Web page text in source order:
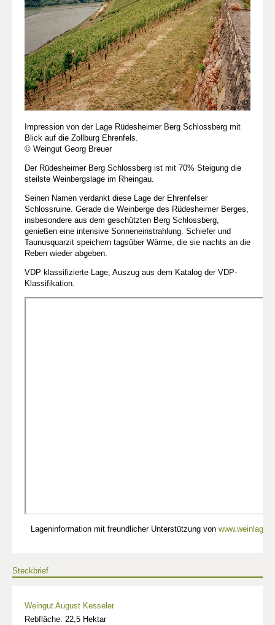
Impression von der Lage Rüdesheimer Berg Schlossberg mit
Blick auf die Zollburg Ehrenfels.
© Weingut Georg Breuer
Der Rüdesheimer Berg Schlossberg ist mit 70% Steigung die
steilste Weinbergslage im Rheingau.
Seinen Namen verdankt diese Lage der Ehrenfelser
Schlossruine. Gerade die Weinberge des Rüdesheimer Berges,
insbesondere aus dem geschützten Berg Schlossberg,
genießen eine intensive Sonneneinstrahlung. Schiefer und
Taunusquarzit speichern tagsüber Wärme, die sie nachts an die
Reben wieder abgeben.
VDP klassifizierte Lage, Auszug aus dem Katalog der VDP-
Klassifikation.
Lageninformation mit freundlicher Unterstützung von
Steckbrief
Weingut August Kesseler
Rebfläche: 22,5 Hektar